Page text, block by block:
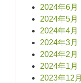
2024年6月
2024年5月
2024年4月
2024年3月
2024年2月
2024年1月
2023年12月